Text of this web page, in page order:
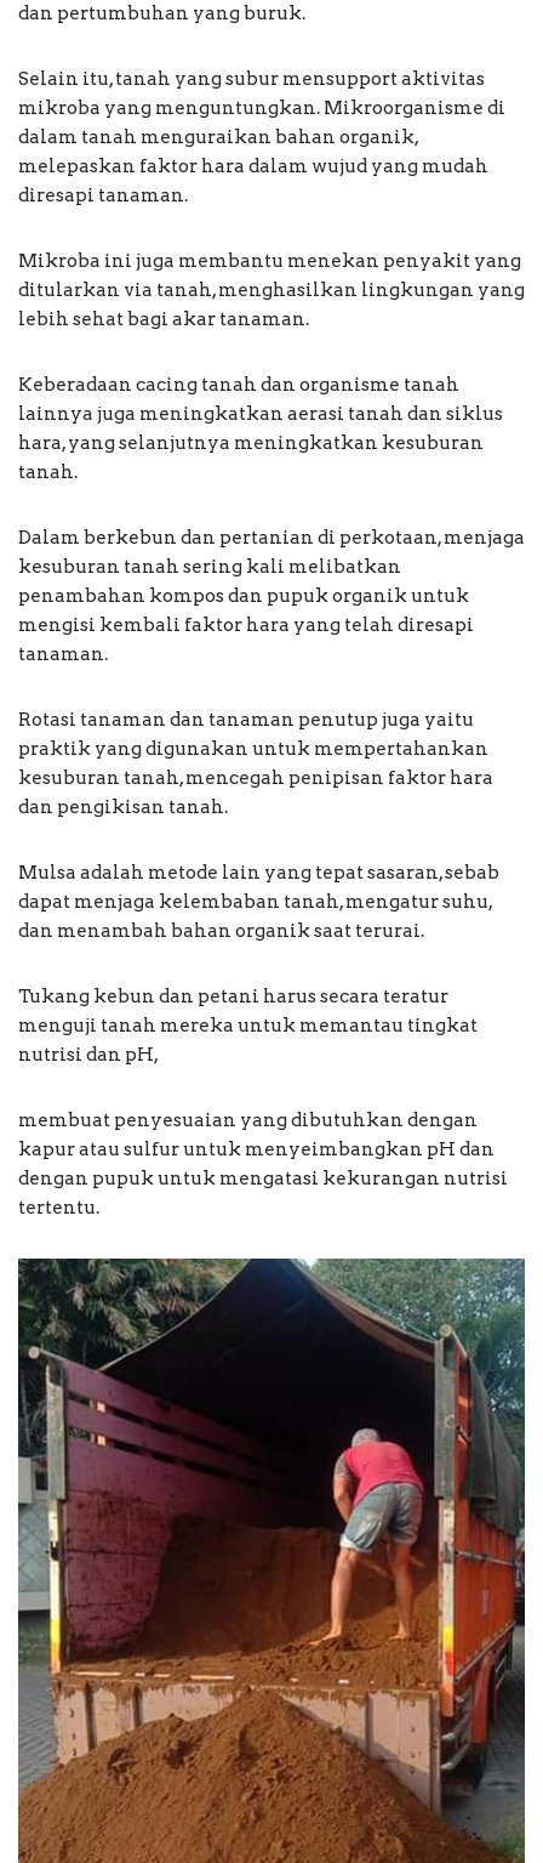
dan pertumbuhan yang buruk.
Selain itu, tanah yang subur mensupport aktivitas
mikroba yang menguntungkan. Mikroorganisme di
dalam tanah menguraikan bahan organik,
melepaskan faktor hara dalam wujud yang mudah
diresapi tanaman.
Mikroba ini juga membantu menekan penyakit yang
ditularkan via tanah, menghasilkan lingkungan yang
lebih sehat bagi akar tanaman.
Keberadaan cacing tanah dan organisme tanah
lainnya juga meningkatkan aerasi tanah dan siklus
hara, yang selanjutnya meningkatkan kesuburan
tanah.
Dalam berkebun dan pertanian di perkotaan, menjaga
kesuburan tanah sering kali melibatkan
penambahan kompos dan pupuk organik untuk
mengisi kembali faktor hara yang telah diresapi
tanaman.
Rotasi tanaman dan tanaman penutup juga yaitu
praktik yang digunakan untuk mempertahankan
kesuburan tanah, mencegah penipisan faktor hara
dan pengikisan tanah.
Mulsa adalah metode lain yang tepat sasaran, sebab
dapat menjaga kelembaban tanah, mengatur suhu,
dan menambah bahan organik saat terurai.
Tukang kebun dan petani harus secara teratur
menguji tanah mereka untuk memantau tingkat
nutrisi dan pH,
membuat penyesuaian yang dibutuhkan dengan
kapur atau sulfur untuk menyeimbangkan pH dan
dengan pupuk untuk mengatasi kekurangan nutrisi
tertentu.